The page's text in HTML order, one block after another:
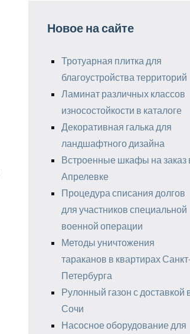
Новое на сайте
Тротуарная плитка для
благоустройства территорий
Ламинат различных классов
износостойкости в каталоге
Декоративная галька для
ландшафтного дизайна
Встроенные шкафы на заказ
Апрелевке
Процедура списания долгов
для участников специальной
военной операции
Методы уничтожения
тараканов в квартирах
Петербурга
Рулонный газон с доставкой
Сочи
Насосное оборудование для